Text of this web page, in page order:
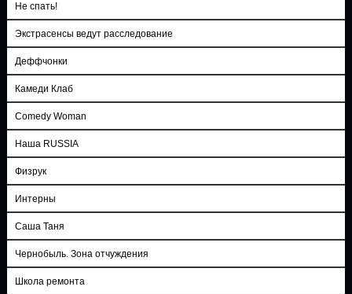
Не спать!
Экстрасенсы ведут расследование
Деффчонки
Камеди Клаб
Comedy Woman
Наша RUSSIA
Физрук
Интерны
Саша Таня
Чернобыль. Зона отчуждения
Школа ремонта